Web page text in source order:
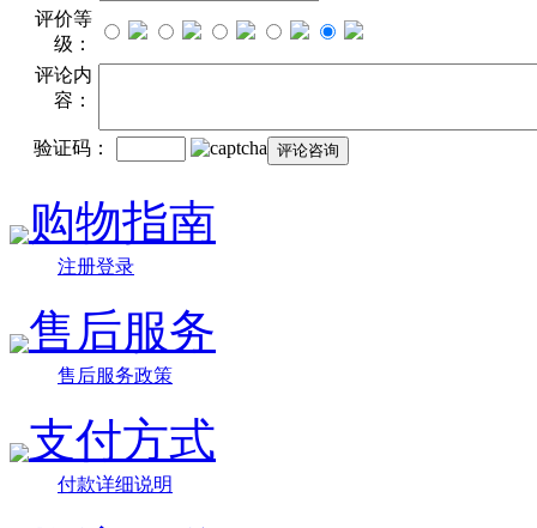
评价等
级：
评论内
容：
验证码：
购物指南
注册登录
售后服务
售后服务政策
支付方式
付款详细说明